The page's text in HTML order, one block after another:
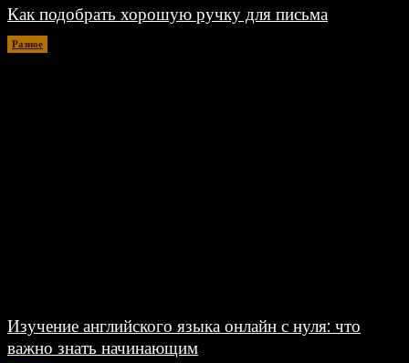
Как подобрать хорошую ручку для письма
Разное
Изучение английского языка онлайн с нуля: что
важно знать начинающим